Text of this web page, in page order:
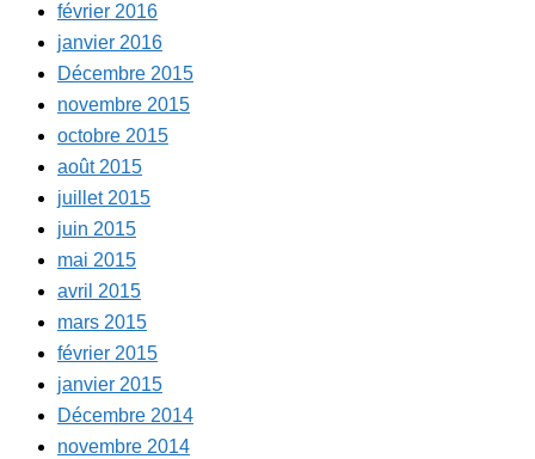
février 2016
janvier 2016
Décembre 2015
novembre 2015
octobre 2015
août 2015
juillet 2015
juin 2015
mai 2015
avril 2015
mars 2015
février 2015
janvier 2015
Décembre 2014
novembre 2014